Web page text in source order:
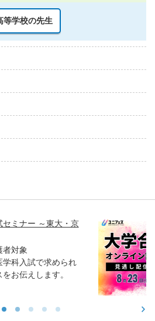
等学校の先生
【ユニフェス】大学合同オンライ
2026夏 見逃し配信中！
高卒生／高校生／中学生／保護者
8月23日（日）まで見逃し配信中！